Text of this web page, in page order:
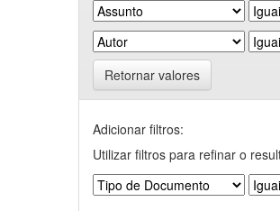
Retornar valores
Adicionar filtros:
Utilizar filtros para refinar o